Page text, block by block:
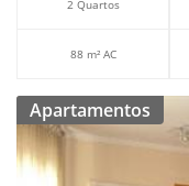
2 Quartos
88 m² AC
Apartamentos